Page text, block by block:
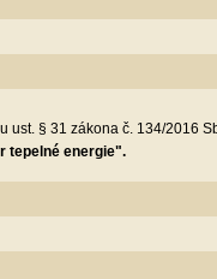
ust. § 31 zákona č. 134/2016
tepelné energie".